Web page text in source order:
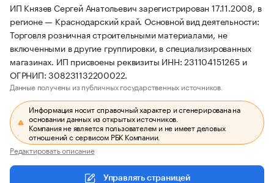
ИП Князев Сергей Анатольевич зарегистрирован 17.11.2008, в
регионе — Краснодарский край. Основной вид деятельности:
Торговля розничная строительными материалами, не
включенными в другие группировки, в специализированных
магазинах. ИП присвоены реквизиты ИНН: 231104151265 и
ОГРНИП: 308231132200022.
Данные получены из публичных государственных источников.
Информация носит справочный характер и сгенерирована на
основании данных из открытых источников.
Компания не является пользователем и не имеет деловых
отношений с сервисом РБК Компании.
Редактировать описание
Управлять страницей